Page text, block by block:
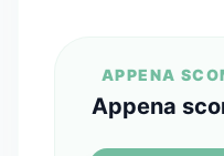
APPENA
Appena